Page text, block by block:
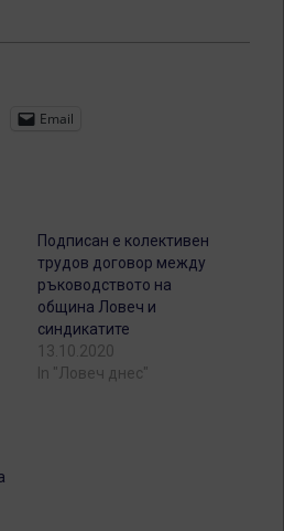
Email
Подписан е колективен
трудов договор между
ръководството на
община Ловеч и
синдикатите
13.10.2020
In "Ловеч днес"